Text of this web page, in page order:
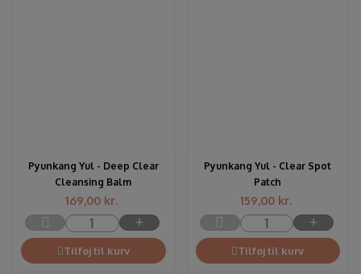
Pyunkang Yul - Deep Clear
Cleansing Balm
169,00 kr.
Tilføj til kurv
Pyunkang Yul - Clear Spot
Patch
159,00 kr.
Tilføj til kurv